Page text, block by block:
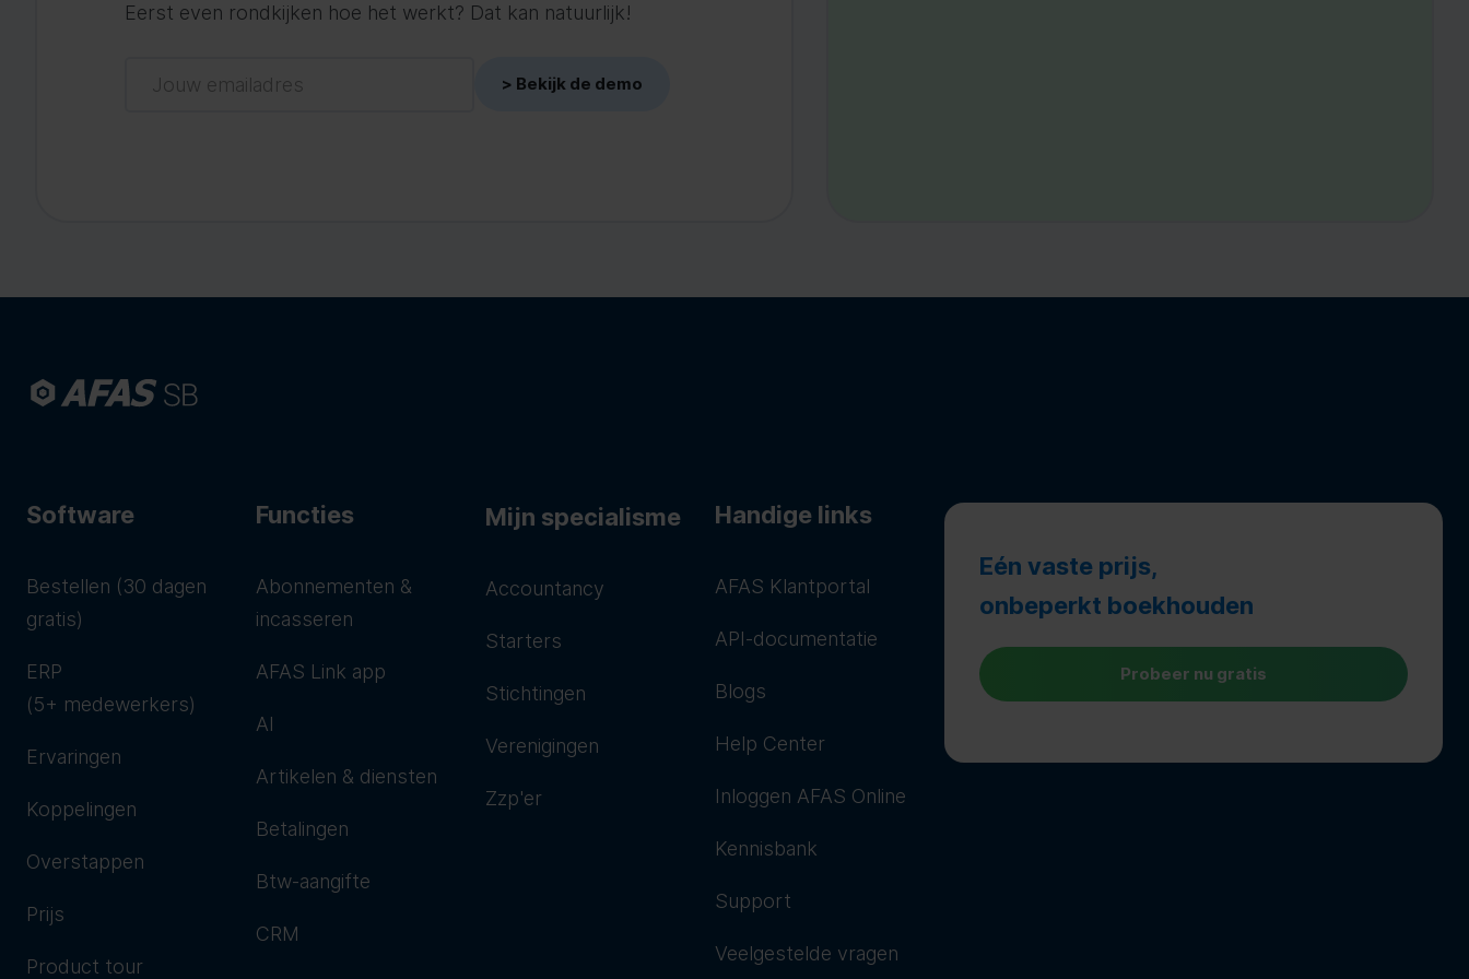
Eerst even rondkijken hoe het werkt? Dat kan natuurlijk!
Software
Bestellen (30 dagen
gratis)
ERP
(5+ medewerkers)
Ervaringen
Koppelingen
Overstappen
Prijs
Product tour
Functies
Abonnementen &
incasseren
AFAS Link app
AI
Artikelen & diensten
Betalingen
Btw-aangifte
CRM
Mijn specialisme
Accountancy
Starters
Stichtingen
Verenigingen
Zzp'er
Handige links
AFAS Klantportal
API-documentatie
Blogs
Help Center
Inloggen AFAS Online
Kennisbank
Support
Veelgestelde vragen
Eén vaste prijs,
onbeperkt boekhouden
Probeer nu gratis